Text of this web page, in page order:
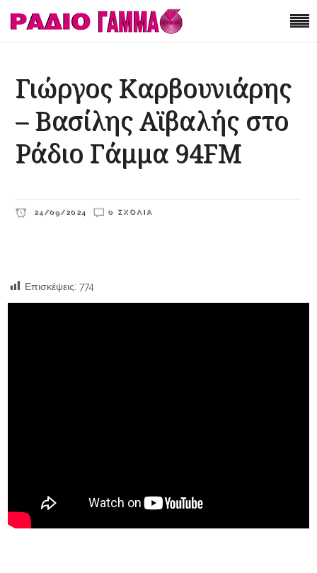
Γιώργος Καρβουνιάρης
– Βασίλης Αϊβαλής στο
Ράδιο Γάμμα 94FM
24/09/2024 0 ΣΧΌΛΙΑ
Επισκέψεις: 774